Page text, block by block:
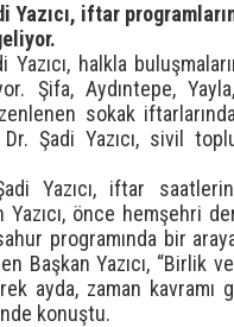
iftar
halkla
Şifa, Aydıntepe,
sokak
Dr. Şadi Yazıcı, sivil
Yazıcı, iftar
Yazıcı, önce hemşehri
programında bir
Başkan Yazıcı, “Birlik
ayda, zaman kavramı
konuştu.